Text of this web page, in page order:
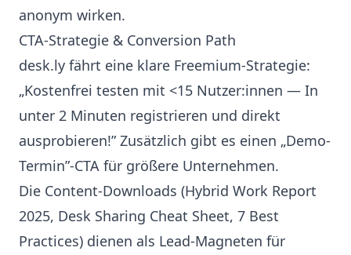
anonym wirken.
CTA-Strategie & Conversion Path
desk.ly fährt eine klare Freemium-Strategie:
„Kostenfrei testen mit <15 Nutzer:innen — In
unter 2 Minuten registrieren und direkt
ausprobieren!” Zusätzlich gibt es einen „Demo-
Termin”-CTA für größere Unternehmen.
Die Content-Downloads (Hybrid Work Report
2025, Desk Sharing Cheat Sheet, 7 Best
Practices) dienen als Lead-Magneten für